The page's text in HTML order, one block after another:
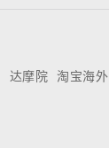
达摩院 淘宝海外